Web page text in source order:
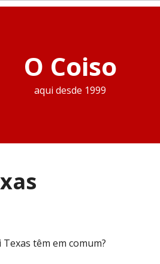
O Coiso
aqui desde 1999
têm em comum?